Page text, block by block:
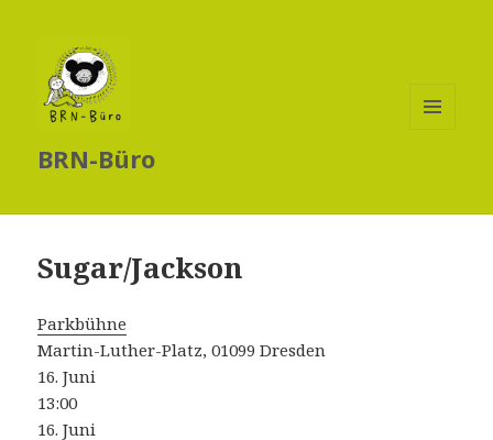
BRN-Büro
Sugar/Jackson
Parkbühne
Martin-Luther-Platz, 01099 Dresden
16. Juni
13:00
16. Juni